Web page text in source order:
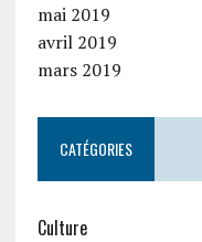
mai 2019
avril 2019
mars 2019
CATÉGORIES
Culture